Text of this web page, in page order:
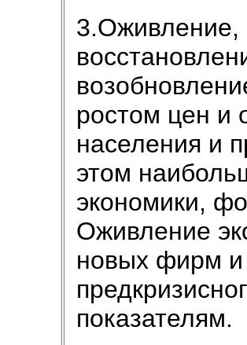
3.Оживление,
ростом цен и
населения и
этом
экономики,
Оживление
новых фирм и
показателям.